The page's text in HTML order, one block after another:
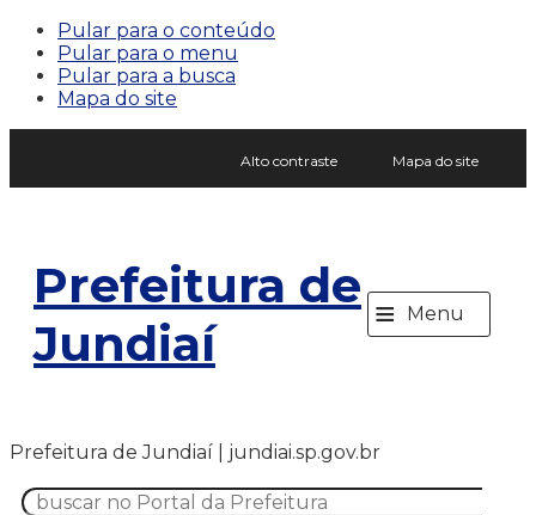
Pular para o conteúdo
Pular para o menu
Pular para a busca
Mapa do site
Alto contraste Mapa do site
Prefeitura de
Jundiaí
≡ Menu
Prefeitura de Jundiaí | jundiai.sp.gov.br